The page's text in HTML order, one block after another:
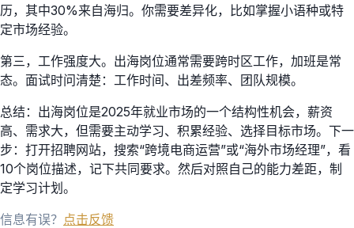
历，其中30%来自海归。你需要差异化，比如掌握小语种或特
定市场经验。
第三，工作强度大。出海岗位通常需要跨时区工作，加班是常
态。面试时问清楚：工作时间、出差频率、团队规模。
总结：出海岗位是2025年就业市场的一个结构性机会，薪资
高、需求大，但需要主动学习、积累经验、选择目标市场。下一
步：打开招聘网站，搜索“跨境电商运营”或“海外市场经理”，看
10个岗位描述，记下共同要求。然后对照自己的能力差距，制
定学习计划。
信息有误？ 点击反馈